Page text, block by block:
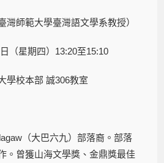
灣師範大學臺灣語文學系教授）
（星期四）13:20至15:10
學校本部 誠306教室
（大巴六九）部落裔。部落
。曾獲山海文學獎、金鼎獎最佳